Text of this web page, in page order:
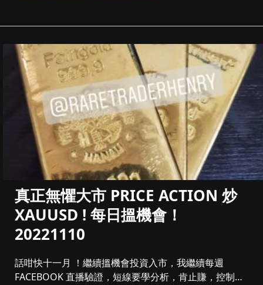
真正無懼大市 PRICE ACTION 炒
XAUUSD ! 每日搵機會！
20221110
話咁快十一月 ！繼續搵機會投資入市，我繼續每週
FACEBOOK 直播驗證，短線要學分析，肯止賺，控制注